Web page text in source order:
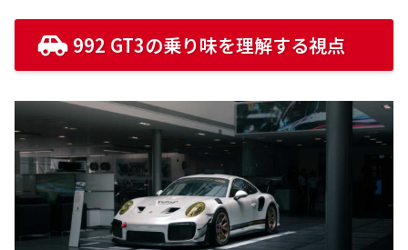
992 GT3の乗り味を理解する視点